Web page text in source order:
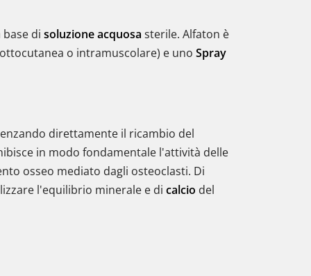
di soluzione acquosa sterile. Alfaton è
o intramuscolare) e uno Spray
direttamente il ricambio del
in modo fondamentale l'attività delle
osseo mediato dagli osteoclasti. Di
l'equilibrio minerale e di calcio del